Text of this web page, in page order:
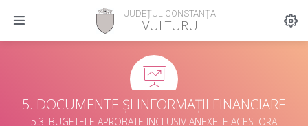
JUDEȚUL CONSTANȚA
VULTURU
5. DOCUMENTE ȘI INFORMAȚII FINANCIARE
5.3. BUGETELE APROBATE INCLUSIV ANEXELE ACESTORA